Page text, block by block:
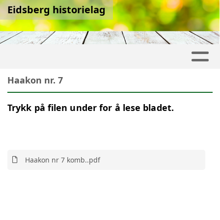
Eidsberg historielag
Haakon nr. 7
Trykk på filen under for å lese bladet.
Haakon nr 7 komb..pdf